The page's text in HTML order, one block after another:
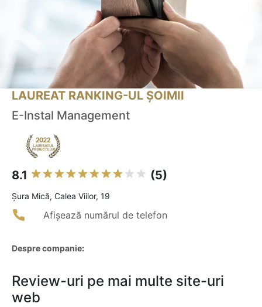
LAUREAT RANKING-UL ȘOIMII
E-Instal Management
8.1 (5)
Șura Mică, Calea Viilor, 19
Afișează numărul de telefon
Despre companie:
Review-uri pe mai multe site-uri
web